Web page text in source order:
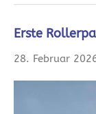
Erste
28. Februar